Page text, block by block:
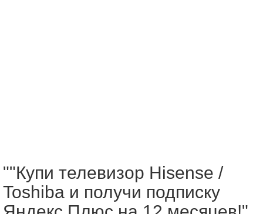
""Купи телевизор Hisense /
Toshiba и получи подписку